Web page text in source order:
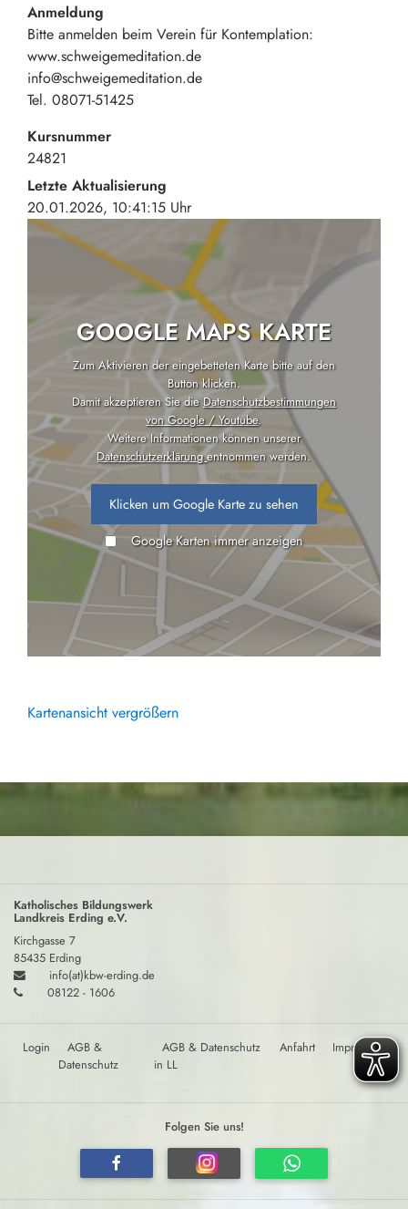
Anmeldung
Bitte anmelden beim Verein für Kontemplation:
www.schweigemeditation.de
info@schweigemeditation.de
Tel. 08071-51425
Kursnummer
24821
Letzte Aktualisierung
20.01.2026, 10:41:15 Uhr
GOOGLE MAPS KARTE
Zum Aktivieren der eingebetteten Karte bitte auf den
Button klicken.
Damit akzeptieren Sie dieDatenschutzbestimmungen
von Google / Youtube.
Weitere Informationen können unserer
Datenschutzerklärungentnommen werden.
Klicken um Google Karte zu sehen
Google Karten immer anzeigen
Kartenansicht vergrößern
Katholisches Bildungswerk
Landkreis Erding e.V.
Kirchgasse 7
85435 Erding
info(at)kbw-erding.de
08122 - 1606
Login
AGB &
Datenschutz
AGB & Datenschutz
in LL
Anfahrt Impressum
Folgen Sie uns!